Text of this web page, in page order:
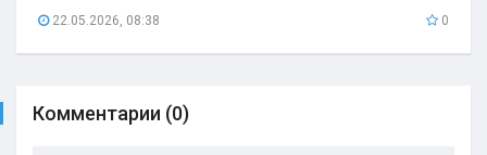
22.05.2026, 08:38 0
Комментарии (0)